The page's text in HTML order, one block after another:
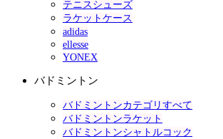
テニスシューズ
ラケットケース
adidas
ellesse
YONEX
バドミントン
バドミントンカテゴリすべて
バドミントンラケット
バドミントンシャトルコック